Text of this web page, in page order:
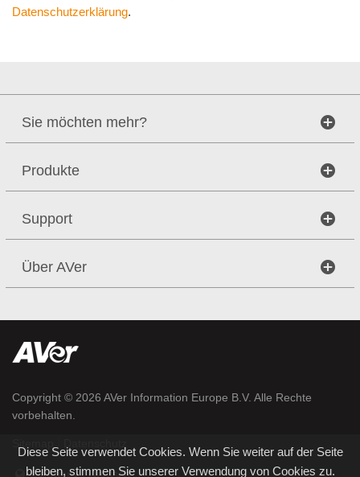
Datenschutzerklärung.
Sie möchten mehr?
Produkte
Support
Über AVer
Copyright © 2026 AVer Information Europe B.V. Alle Rechte
vorbehalten.
Germany / Deutsch
Diese Seite verwendet Cookies. Wenn Sie weiter auf der Seite
bleiben, stimmen Sie unserer Verwendung von Cookies zu.